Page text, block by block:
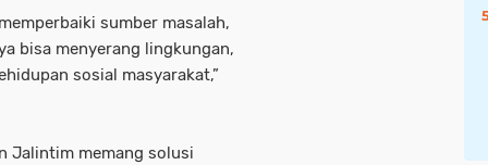
sumber masalah,
bisa menyerang lingkungan,
sosial masyarakat,”
Jalintim memang solusi